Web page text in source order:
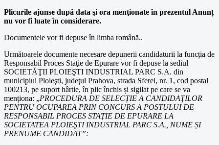
Plicurile ajunse după data şi ora menţionate în prezentul Anunț
nu vor fi luate în considerare.
Documentele vor fi depuse în limba română..
Următoarele documente necesare depunerii candidaturii la funcția de
Responsabil Proces Staţie de Epurare vor fi depuse la sediul
SOCIETĂŢII PLOIEŞTI INDUSTRIAL PARC S.A. din
municipiul Ploieşti, judeţul Prahova, strada Sferei, nr. 1, cod postal
100213, pe suport hârtie, în plic închis și sigilat pe care se va
menționa: „PROCEDURA DE SELECȚIE A CANDIDAŢILOR
PENTRU OCUPAREA PRIN CONCURS A POSTULUI DE
RESPONSABIL PROCES STAŢIE DE EPURARE LA
SOCIETATEA PLOIEŞTI INDUSTRIAL PARC S.A., NUME ȘI
PRENUME CANDIDAT”: